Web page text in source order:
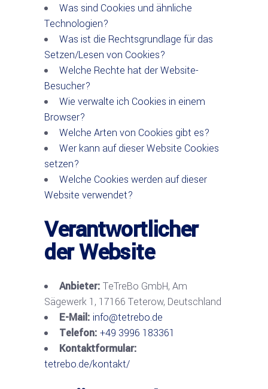
Was sind Cookies und ähnliche
Technologien?
Was ist die Rechtsgrundlage für das
Setzen/Lesen von Cookies?
Welche Rechte hat der Website-
Besucher?
Wie verwalte ich Cookies in einem
Browser?
Welche Arten von Cookies gibt es?
Wer kann auf dieser Website Cookies
setzen?
Welche Cookies werden auf dieser
Website verwendet?
Verantwortlicher
der Website
Anbieter: TeTreBo GmbH, Am
Sägewerk 1, 17166 Teterow, Deutschland
E-Mail: info@tetrebo.de
Telefon: +49 3996 183361
Kontaktformular:
tetrebo.de/kontakt/